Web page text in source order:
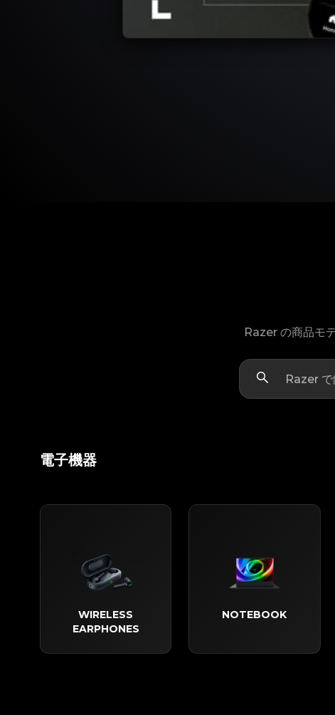
Razer の商品モ
電子機器
WIRELESS
EARPHONES
NOTEBOOK